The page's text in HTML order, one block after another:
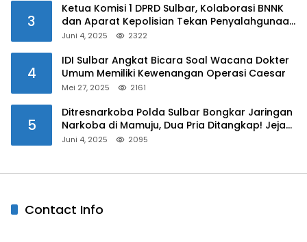
3
Ketua Komisi 1 DPRD Sulbar, Kolaborasi BNNK
dan Aparat Kepolisian Tekan Penyalahgunaan
Juni 4, 2025 2322
4
IDI Sulbar Angkat Bicara Soal Wacana Dokter
Umum Memiliki Kewenangan Operasi Caesar
Mei 27, 2025 2161
5
Ditresnarkoba Polda Sulbar Bongkar Jaringan
Narkoba di Mamuju, Dua Pria Ditangkap! Jejak
Juni 4, 2025 2095
Contact Info